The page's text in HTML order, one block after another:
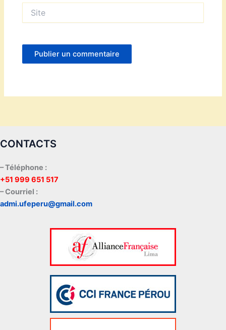
CONTACTS
– Téléphone :
+51 999 651 517
– Courriel :
admi.ufeperu@gmail.com